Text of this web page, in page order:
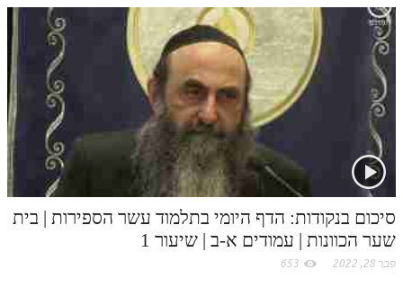
סיכום בנקודות: הדף היומי בתלמוד עשר הספירות | בית
שער הכוונות | עמודים א-ב | שיעור 1
פבר 28, 2022 653